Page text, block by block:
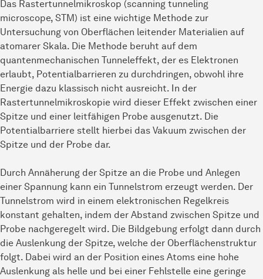
Das Rastertunnelmikroskop (scanning tunneling
microscope, STM) ist eine wichtige Methode zur
Untersuchung von Oberflächen leitender Materialien auf
atomarer Skala. Die Methode beruht auf dem
quantenmechanischen Tunneleffekt, der es Elektronen
erlaubt, Potentialbarrieren zu durchdringen, obwohl ihre
Energie dazu klassisch nicht ausreicht. In der
Rastertunnelmikroskopie wird dieser Effekt zwischen einer
Spitze und einer leitfähigen Probe ausgenutzt. Die
Potentialbarriere stellt hierbei das Vakuum zwischen der
Spitze und der Probe dar.
Durch Annäherung der Spitze an die Probe und Anlegen
einer Spannung kann ein Tunnelstrom erzeugt werden. Der
Tunnelstrom wird in einem elektronischen Regelkreis
konstant gehalten, indem der Abstand zwischen Spitze und
Probe nachgeregelt wird. Die Bildgebung erfolgt dann durch
die Auslenkung der Spitze, welche der Oberflächenstruktur
folgt. Dabei wird an der Position eines Atoms eine hohe
Auslenkung als helle und bei einer Fehlstelle eine geringe